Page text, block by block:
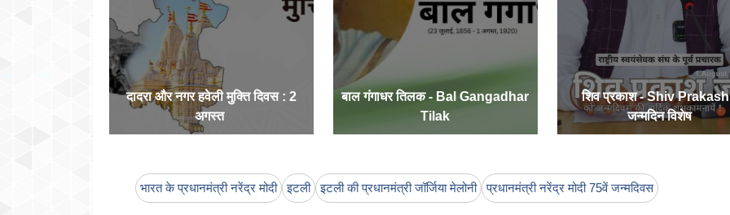
दादरा और नगर हवेली मुक्ति दिवस : 2
अगस्त
बाल गंगाधर तिलक - Bal Gangadhar
Tilak
शिव प्रकाश - Shiv
जन्मदिन विशेष
भारत के प्रधानमंत्री नरेंद्र मोदी इटली इटली की प्रधानमंत्री जॉर्जिया मेलोनी प्रधानमंत्री नरेंद्र मोदी 75वें जन्मदिवस